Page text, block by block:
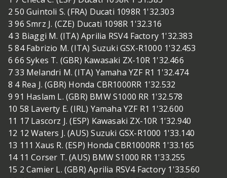
2 50 Guintoli S. (FRA) Ducati 1098R 1'32.303
3 96 Smrz J. (CZE) Ducati 1098R 1'32.316
4 3 Biaggi M. (ITA) Aprilia RSV4 Factory 1'32.383
5 84 Fabrizio M. (ITA) Suzuki GSX-R1000 1'32.453
6 66 Sykes T. (GBR) Kawasaki ZX-10R 1'32.466
7 33 Melandri M. (ITA) Yamaha YZF R1 1'32.474
8 4 Rea J. (GBR) Honda CBR1000RR 1'32.532
9 91 Haslam L. (GBR) BMW S1000 RR 1'32.578
10 58 Laverty E. (IRL) Yamaha YZF R1 1'32.600
11 17 Lascorz J. (ESP) Kawasaki ZX-10R 1'32.940
12 12 Waters J. (AUS) Suzuki GSX-R1000 1'33.140
13 111 Xaus R. (ESP) Honda CBR1000RR 1'33.165
14 11 Corser T. (AUS) BMW S1000 RR 1'33.255
15 2 Camier L. (GBR) Aprilia RSV4 Factory 1'33.560